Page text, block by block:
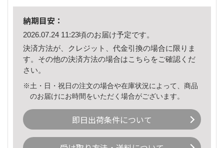
納期目安：
2026.07.24 11:23頃のお届け予定です。
決済方法が、クレジット、代金引換の場合に限りま
す。その他の決済方法の場合はこちら をご確認くだ
さい。
※土・日・祝日の注文の場合や在庫状況によって、商品
のお届けにお時間をいただく場合がございます。
即日出荷条件について